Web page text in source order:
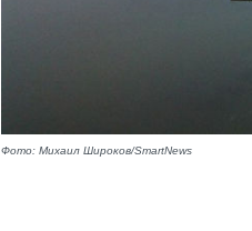
Фото: Михаил Широков/SmartNews